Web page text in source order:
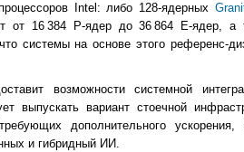
Intel: либо 128-ядерных
от 16 384 P-ядер до 36 864 E-ядер, а
системы на основе этого референс-
возможности системной
выпускать вариант стоечной
дополнительного
и гибридный ИИ.